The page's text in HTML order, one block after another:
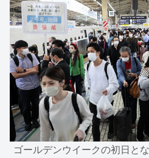
ゴールデンウイークの初日と